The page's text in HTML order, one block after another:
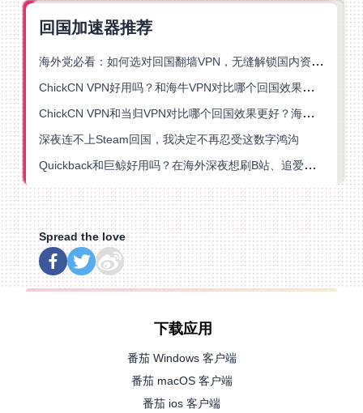
回国加速器推荐
海外党必看：如何选对回国翻墙VPN，无缝解锁国内资源？
ChickCN VPN好用吗？和海牛VPN对比哪个回国效果更好？
ChickCN VPN和当归VPN对比哪个回国效果更好？海外党亲测后选了它
深夜连不上Steam回国，我决定不再忍受这数字鸿沟
Quickback和巨鲸好用吗？在海外深夜想刷B站、追爱奇艺的你，或许正需要这份答案
Spread the love
下载应用
番茄 Windows 客户端
番茄 macOS 客户端
番茄 ios 客户端